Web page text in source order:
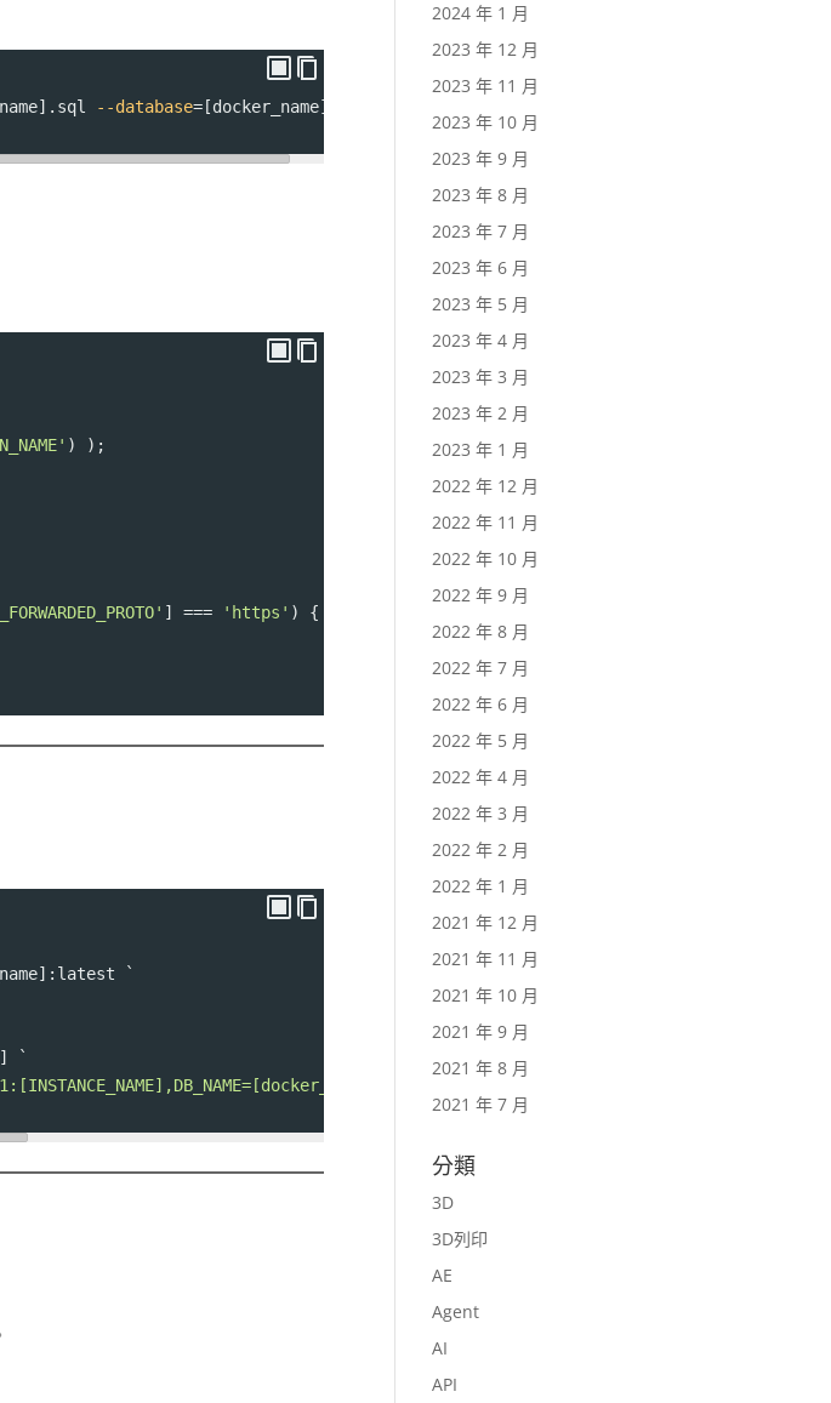
--database= [docker_name]_db
) );
] === 'https' ) {
`
`
2024 年 1 月
2023 年 12 月
2023 年 11 月
2023 年 10 月
2023 年 9 月
2023 年 8 月
2023 年 7 月
2023 年 6 月
2023 年 5 月
2023 年 4 月
2023 年 3 月
2023 年 2 月
2023 年 1 月
2022 年 12 月
2022 年 11 月
2022 年 10 月
2022 年 9 月
2022 年 8 月
2022 年 7 月
2022 年 6 月
2022 年 5 月
2022 年 4 月
2022 年 3 月
2022 年 2 月
2022 年 1 月
2021 年 12 月
2021 年 11 月
2021 年 10 月
2021 年 9 月
2021 年 8 月
2021 年 7 月
分類
3D
3D列印
AE
Agent
AI
API